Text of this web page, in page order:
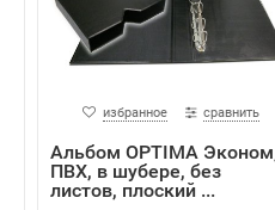
избранное сравнить
Альбом OPTIMA
ПВХ, в шубере, без
листов, плоский ...